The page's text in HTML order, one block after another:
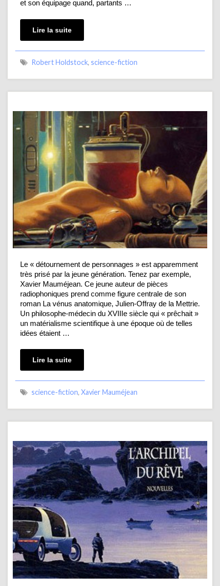
et son équipage quand, partants …
Lire la suite
Robert Holdstock, science-fiction
Le « détournement de personnages » est apparemment
très prisé par la jeune génération. Tenez par exemple,
Xavier Mauméjean. Ce jeune auteur de pièces
radiophoniques prend comme figure centrale de son
roman La vénus anatomique, Julien-Offray de la Mettrie.
Un philosophe-médecin du XVIIIe siècle qui « prêchait »
un matérialisme scientifique à une époque où de telles
idées étaient …
Lire la suite
science-fiction, Xavier Mauméjean